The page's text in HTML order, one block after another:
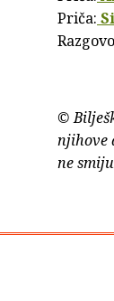
Priča:
©
njihove
ne